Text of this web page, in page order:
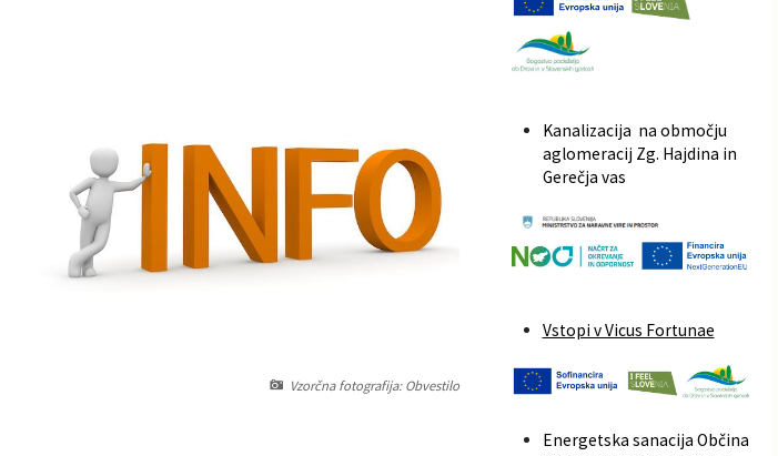
Vzorčna fotografija: Obvestilo
Kanalizacija na območju
aglomeracij Zg. Hajdina in
Gerečja vas
Vstopi v Vicus Fortunae
Energetska sanacija Občina